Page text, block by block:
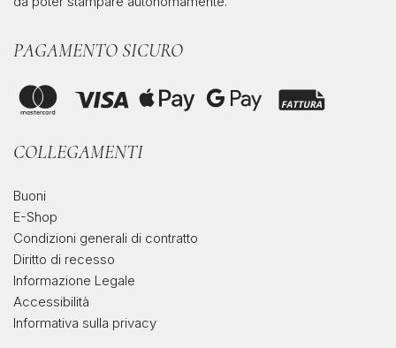
PAGAMENTO SICURO
COLLEGAMENTI
Buoni
E-Shop
Condizioni generali di contratto
Diritto di recesso
Informazione Legale
Accessibilità
Informativa sulla privacy